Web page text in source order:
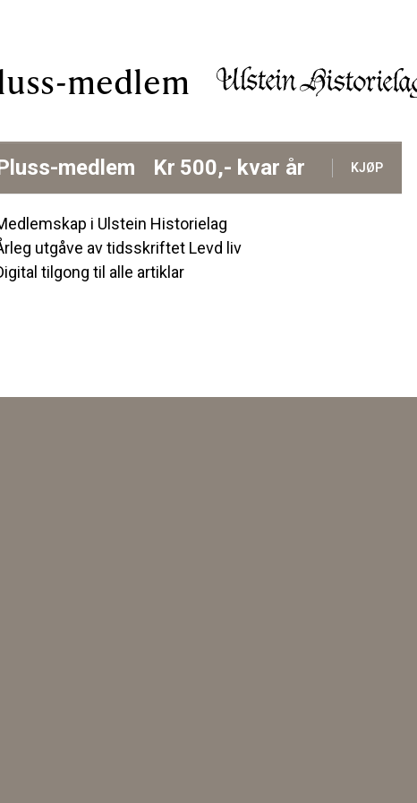
medlem
medlem Kr 500,- kvar år KJØP
i Ulstein Historielag
utgåve av tidsskriftet Levd liv
tilgong til alle artiklar